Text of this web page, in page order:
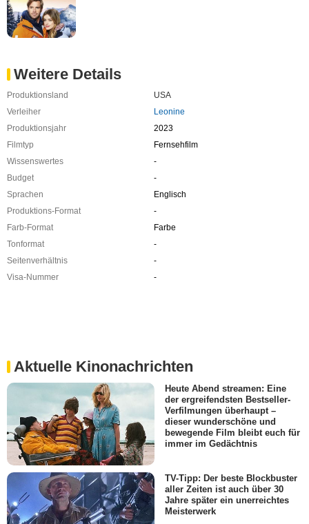
Weitere Details
Produktionsland
USA
Verleiher
Leonine
Produktionsjahr
2023
Filmtyp
Fernsehfilm
Wissenswertes
-
Budget
-
Sprachen
Englisch
Produktions-Format
-
Farb-Format
Farbe
Tonformat
-
Seitenverhältnis
-
Visa-Nummer
-
Aktuelle Kinonachrichten
Heute Abend streamen: Eine
der ergreifendsten Bestseller-
Verfilmungen überhaupt –
dieser wunderschöne und
bewegende Film bleibt euch für
immer im Gedächtnis
TV-Tipp: Der beste Blockbuster
aller Zeiten ist auch über 30
Jahre später ein unerreichtes
Meisterwerk